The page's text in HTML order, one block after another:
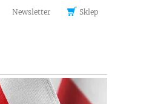
Newsletter Sklep